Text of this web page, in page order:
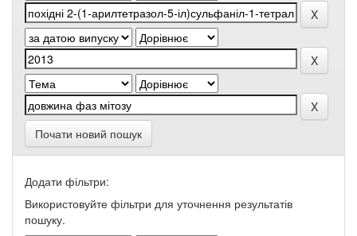
Почати новий пошук
Додати фільтри:
Використовуйте фільтри для уточнення результатів
пошуку.